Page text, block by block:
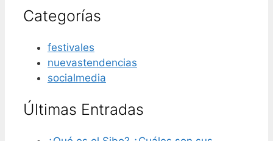
Categorías
festivales
nuevastendencias
socialmedia
Últimas Entradas